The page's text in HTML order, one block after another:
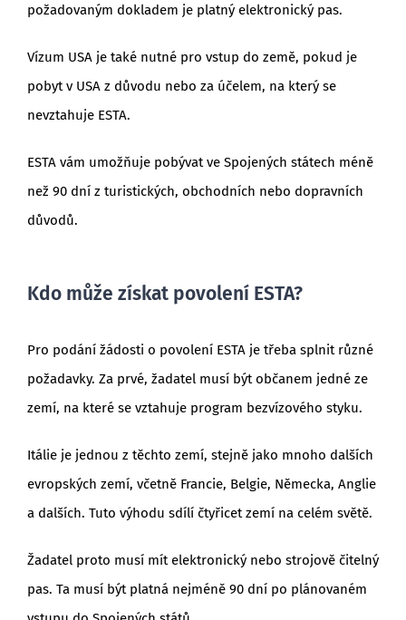
požadovaným dokladem je platný elektronický pas.
Vízum USA je také nutné pro vstup do země, pokud je
pobyt v USA z důvodu nebo za účelem, na který se
nevztahuje ESTA.
ESTA vám umožňuje pobývat ve Spojených státech méně
než 90 dní z turistických, obchodních nebo dopravních
důvodů.
Kdo může získat povolení ESTA?
Pro podání žádosti o povolení ESTA je třeba splnit různé
požadavky. Za prvé, žadatel musí být občanem jedné ze
zemí, na které se vztahuje program bezvízového styku.
Itálie je jednou z těchto zemí, stejně jako mnoho dalších
evropských zemí, včetně Francie, Belgie, Německa, Anglie
a dalších. Tuto výhodu sdílí čtyřicet zemí na celém světě.
Žadatel proto musí mít elektronický nebo strojově čitelný
pas. Ta musí být platná nejméně 90 dní po plánovaném